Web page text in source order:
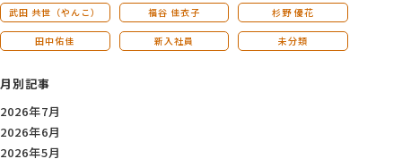
武田 共世（やんこ） 福谷 佳衣子 杉野 優花
田中佑佳 新入社員 未分類
月別記事
2026年7月
2026年6月
2026年5月